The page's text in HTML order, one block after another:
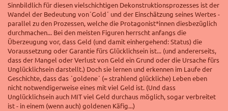
Sinnbildlich für diesen vielschichtigen Dekonstruktionsprozesses ist der
Wandel der Bedeutung von´Gold´ und der Einschätzung seines Wertes -
parallel zu den Prozessen, welche die Protagonist*innen diesbezüglich
durchmachen... Bei den meisten Figuren herrscht anfangs die
Überzeugung vor, dass Geld (und damit einhergehend: Status) die
Voraussetzung oder Garantie fürs Glücklichsein ist... (und andererseits,
dass der Mangel oder Verlust von Geld ein Grund oder die Ursache fürs
Unglücklichsein darstellt.) Doch sie lernen und erkennen im Laufe der
Geschichte, dass das ´goldene´ (= strahlend glückliche) Leben eben
nicht notwendigerweise eines mit viel Geld ist. (Und dass
Unglücklichsein auch MIT viel Geld durchaus möglich, sogar verbreitet
ist - in einem (wenn auch) goldenen Käfig...)